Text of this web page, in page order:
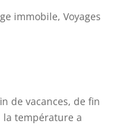
immobile, Voyages
de vacances, de fin
la température a